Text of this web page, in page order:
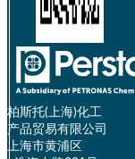
柏斯托(上海)化工
产品贸易有限公司
上海市黄浦区